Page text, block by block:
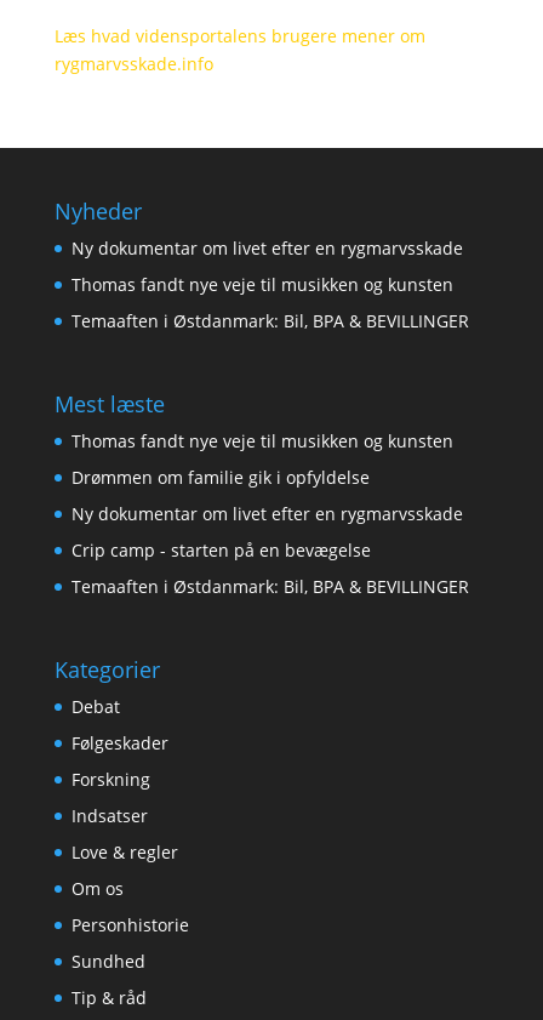
Læs hvad vidensportalens brugere mener om
rygmarvsskade.info
Nyheder
Ny dokumentar om livet efter en rygmarvsskade
Thomas fandt nye veje til musikken og kunsten
Temaaften i Østdanmark: Bil, BPA & BEVILLINGER
Mest læste
Thomas fandt nye veje til musikken og kunsten
Drømmen om familie gik i opfyldelse
Ny dokumentar om livet efter en rygmarvsskade
Crip camp - starten på en bevægelse
Temaaften i Østdanmark: Bil, BPA & BEVILLINGER
Kategorier
Debat
Følgeskader
Forskning
Indsatser
Love & regler
Om os
Personhistorie
Sundhed
Tip & råd